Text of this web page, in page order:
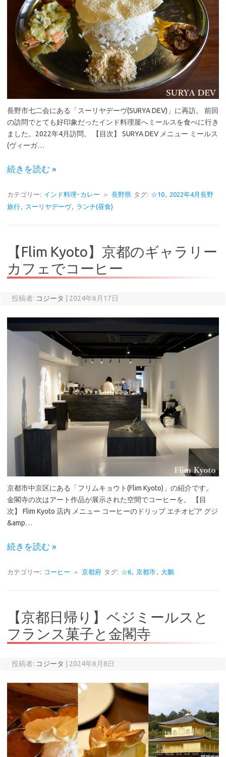
長野市七二会にある「スーリヤデーヴ(SURYA DEV)」に再訪。 前回
の訪問でとても好印象だったインド料理屋へミールスを食べに行き
ました。2022年4月訪問。 【目次】 SURYA DEV メニュー ミールス
(ヴィーガ…
続きを読む »
カテゴリー: インド料理･カレー ＞ 長野県 タグ: ☆10, 2022年4月長野
旅行, スーリヤデーヴ, ランチ(昼食)
【Flim Kyoto】京都のギャラリー
カフェでコーヒー
投稿者: コジータ 2024年6月17日
京都市中京区にある「フリムキョウト(Flim Kyoto)」の紹介です。
金閣寺の次はアート作品が展示された空間でコーヒーを。 【目
次】 Flim Kyoto 店内 メニュー コーヒーのドリップ エチオピア グジ
&amp…
続きを読む »
カテゴリー: コーヒー ＞ 京都府 タグ: ☆6, 京都市, 大鵬
【京都日帰り】ベジミールスと
フランス菓子と金閣寺
投稿者: コジータ 2024年6月8日